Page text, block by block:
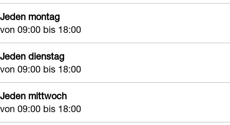
e
T
o
w
n
o
n
e
y
T
o
w
Jeden montag
von 09:00 bis 18:00
Jeden dienstag
von 09:00 bis 18:00
Jeden mittwoch
von 09:00 bis 18:00